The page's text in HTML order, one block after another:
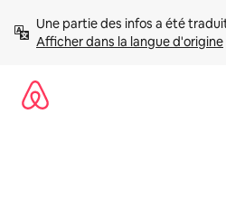
directement
Afficher dans la langue d'origine